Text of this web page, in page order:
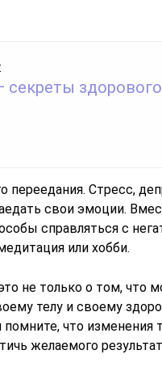
переедания. Стресс,
свои эмоции.
справляться с
или хобби.
не только о том, что
телу и своему
что
желаемого